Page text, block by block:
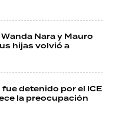
Nara y Mauro
hijas volvió a
detenido por el ICE
la preocupación